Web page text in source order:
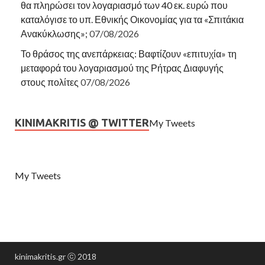
θα πληρώσει τον λογαριασμό των 40 εκ. ευρώ που
καταλόγισε το υπ. Εθνικής Οικονομίας για τα «Σπιτάκια
Ανακύκλωσης»; 07/08/2026
Το θράσος της ανεπάρκειας: Βαφτίζουν «επιτυχία» τη
μεταφορά του λογαριασμού της Ρήτρας Διαφυγής
στους πολίτες 07/08/2026
KINIMAKRITIS @ TWITTERMy Tweets
My Tweets
kinimakritis.gr ⓒ 2018